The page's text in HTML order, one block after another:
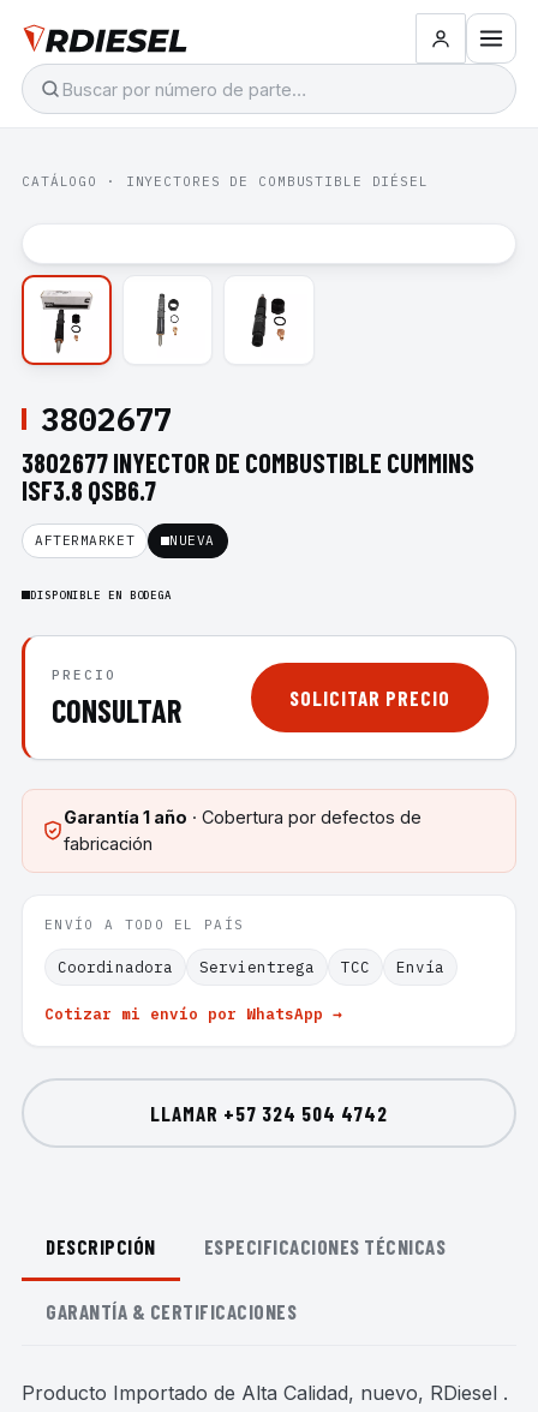
CATÁLOGO · INYECTORES DE COMBUSTIBLE DIÉSEL
3802677
3802677 INYECTOR DE COMBUSTIBLE CUMMINS
ISF3.8 QSB6.7
AFTERMARKET NUEVA
DISPONIBLE EN BODEGA
PRECIO
CONSULTAR SOLICITAR PRECIO
Garantía 1 año · Cobertura por defectos de
fabricación
ENVÍO A TODO EL PAÍS
Coordinadora Servientrega TCC Envía
Cotizar mi envío por WhatsApp →
LLAMAR +57 324 504 4742
DESCRIPCIÓN ESPECIFICACIONES TÉCNICAS
GARANTÍA & CERTIFICACIONES
Producto Importado de Alta Calidad, nuevo, RDiesel .